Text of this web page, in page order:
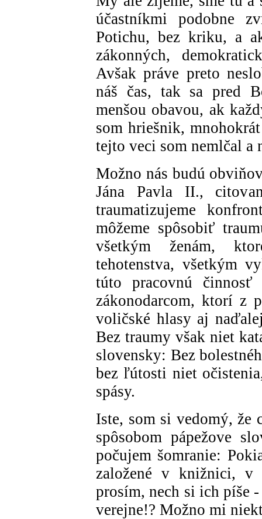
účastníkmi podobne
Potichu, bez kriku, a
zákonných,
Avšak práve preto
náš čas, tak sa pred
menšou obavou, ak
som hriešnik,
tejto veci som nemlčal a
Možno nás budú
Jána Pavla II.,
traumatizujeme
môžeme spôsobiť
všetkým ženám,
tehotenstva, všetkým
túto pracovnú
zákonodarcom, ktorí z
voličské hlasy aj
Bez traumy však niet
slovensky: Bez
bez ľútosti niet
spásy.
Iste, som si vedomý, že
spôsobom pápežove
počujem šomranie:
založené v knižnici, v
prosím, nech si ich píše
verejne!? Možno mi